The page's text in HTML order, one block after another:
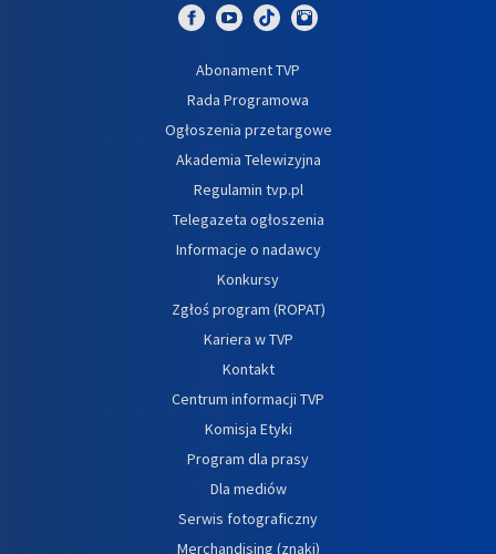
Abonament TVP
Rada Programowa
Ogłoszenia przetargowe
Akademia Telewizyjna
Regulamin tvp.pl
Telegazeta ogłoszenia
Informacje o nadawcy
Konkursy
Zgłoś program (ROPAT)
Kariera w TVP
Kontakt
Centrum informacji TVP
Komisja Etyki
Program dla prasy
Dla mediów
Serwis fotograficzny
Merchandising (znaki)